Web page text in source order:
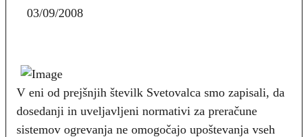
03/09/2008
V eni od prejšnjih številk Svetovalca smo zapisali, da
dosedanji in uveljavljeni normativi za preračune
sistemov ogrevanja ne omogočajo upoštevanja vseh